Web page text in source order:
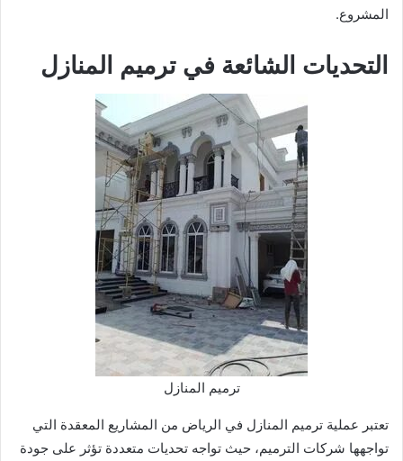
المشروع.
التحديات الشائعة في ترميم المنازل
ترميم المنازل
تعتبر عملية ترميم المنازل في الرياض من المشاريع المعقدة التي
تواجهها شركات الترميم، حيث تواجه تحديات متعددة تؤثر على جودة